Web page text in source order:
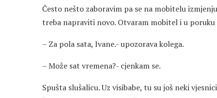
Često nešto zaboravim pa se na mobitelu
treba napraviti novo. Otvaram mobitel i u poruku
– Za pola sata, Ivane.- upozorava kolega.
– Može sat vremena?- cjenkam se.
Spušta slušalicu. Uz visibabe, tu su još neki